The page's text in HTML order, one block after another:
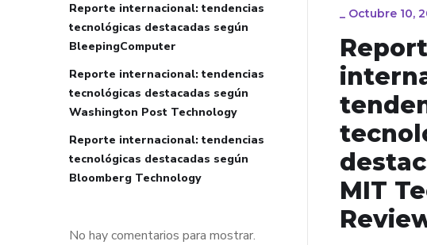
_ Octubre 10,
MIT
Reporte internacional: tendencias
tecnológicas destacadas según
BleepingComputer
Reporte internacional: tendencias
tecnológicas destacadas según
Washington Post Technology
Reporte internacional: tendencias
tecnológicas destacadas según
Bloomberg Technology
No hay comentarios para mostrar.